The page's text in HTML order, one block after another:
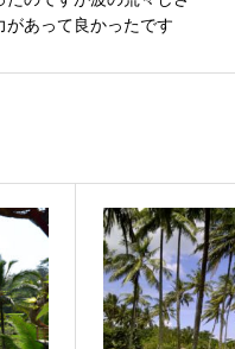
があって良かったです